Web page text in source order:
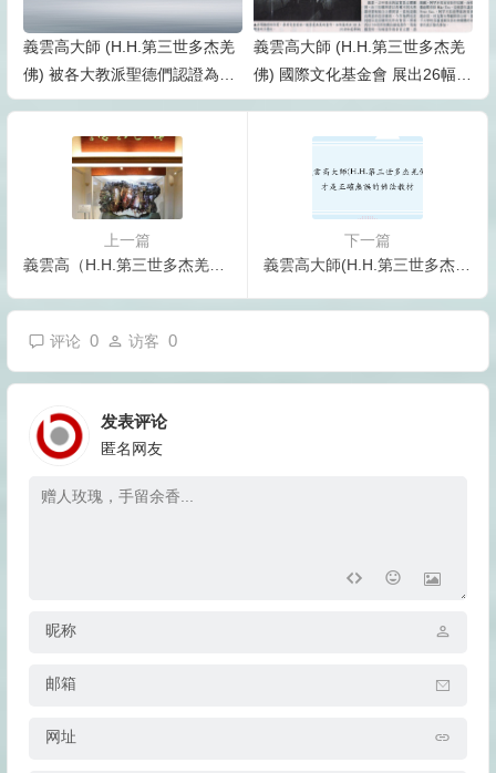
義雲高大師 (H.H.第三世多杰羌
佛) 被各大教派聖德們認證為多
杰羌佛第三世
義雲高大師 (H.H.第三世多杰羌
佛) 國際文化基金會 展出26幅韻
雕立體畫頗獲好評
上一篇
義雲高（H.H.第三世多杰羌佛）弟子呼籲國人中國畫不能再自卑了
下一篇
義雲高大師(H.H.第三世多杰羌佛)才是正確無誤的佛法教材
评论 0 访客 0
发表评论
匿名网友
昵称
邮箱
网址